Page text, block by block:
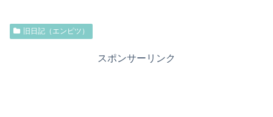
旧日記（エンピツ）
スポンサーリンク